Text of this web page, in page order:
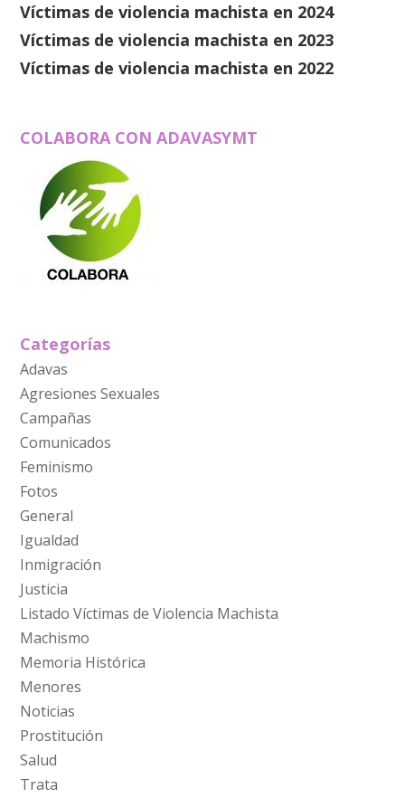
Víctimas de violencia machista en 2024
Víctimas de violencia machista en 2023
Víctimas de violencia machista en 2022
COLABORA CON ADAVASYMT
Categorías
Adavas
Agresiones Sexuales
Campañas
Comunicados
Feminismo
Fotos
General
Igualdad
Inmigración
Justicia
Listado Víctimas de Violencia Machista
Machismo
Memoria Histórica
Menores
Noticias
Prostitución
Salud
Trata